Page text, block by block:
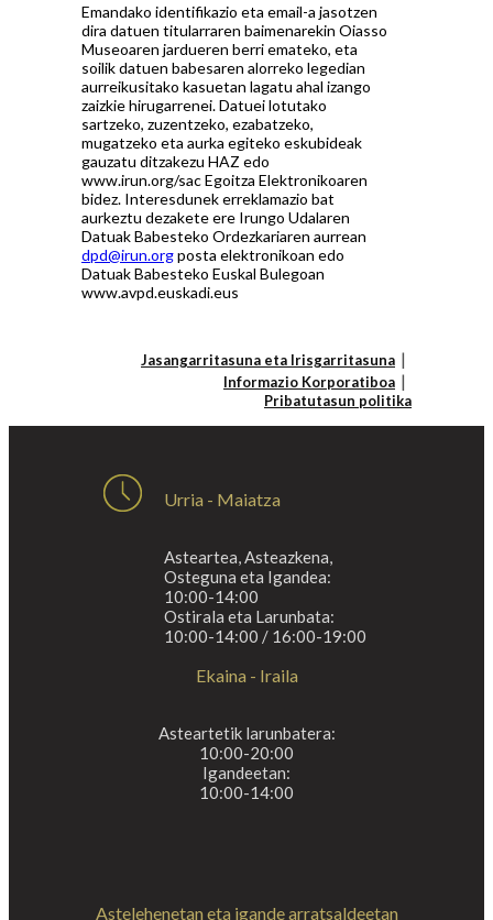
Emandako identifikazio eta email-a jasotzen
dira datuen titularraren baimenarekin Oiasso
Museoaren jardueren berri emateko, eta
soilik datuen babesaren alorreko legedian
aurreikusitako kasuetan lagatu ahal izango
zaizkie hirugarrenei. Datuei lotutako
sartzeko, zuzentzeko, ezabatzeko,
mugatzeko eta aurka egiteko eskubideak
gauzatu ditzakezu HAZ edo
www.irun.org/sac Egoitza Elektronikoaren
bidez. Interesdunek erreklamazio bat
aurkeztu dezakete ere Irungo Udalaren
Datuak Babesteko Ordezkariaren aurrean
dpd@irun.orgposta elektronikoan edo
Datuak Babesteko Euskal Bulegoan
www.avpd.euskadi.eus
Jasangarritasuna eta Irisgarritasuna
Informazio Korporatiboa
Pribatutasun politika
Urria - Maiatza
Asteartea, Asteazkena,
Osteguna eta Igandea:
10:00-14:00
Ostirala eta Larunbata:
10:00-14:00 / 16:00-19:00
Ekaina - Iraila
Asteartetik larunbatera:
10:00-20:00
Igandeetan:
10:00-14:00
Astelehenetan eta igande arratsaldeetan